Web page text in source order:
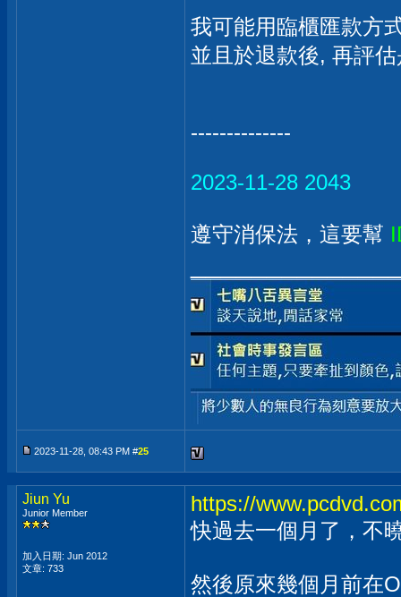
我可能用臨櫃匯款方
並且於退款後, 再評
--------------
2023-11-28 2043
遵守消保法，這要幫
2023-11-28, 08:43 PM #25
Jiun Yu
Junior Member
加入日期: Jun 2012
文章: 733
https://
快過去一個月了，不
然後原來幾個月前在